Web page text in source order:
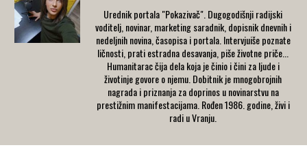
Urednik portala "Pokazivač". Dugogodišnji radijski
voditelj, novinar, marketing saradnik, dopisnik dnevnih i
nedeljnih novina, časopisa i portala. Intervjuiše poznate
ličnosti, prati estradna desavanja, piše životne priče...
Humanitarac čija dela koja je činio i čini za ljude i
životinje govore o njemu. Dobitnik je mnogobrojnih
nagrada i priznanja za doprinos u novinarstvu na
prestižnim manifestacijama. Rođen 1986. godine, živi i
radi u Vranju.